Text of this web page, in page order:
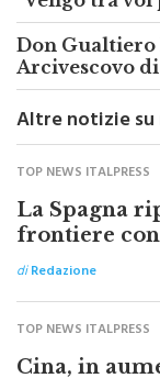
Don
Arcivescovo
Altre notizie su
TOP NEWS ITALPRESS
La Spagna
frontiere
diRedazione
TOP NEWS ITALPRESS
Cina, in